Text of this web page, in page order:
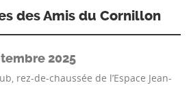
des Amis du Cornillon
2025
rez-de-chaussée de l’Espace Jean-